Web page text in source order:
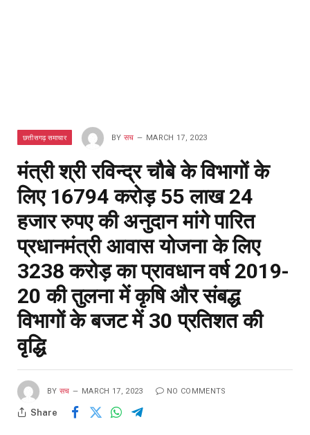
छत्तीसगढ़ समाचार BY सच MARCH 17, 2023
मंत्री श्री रविन्द्र चौबे के विभागों के
लिए 16794 करोड़ 55 लाख 24
हजार रुपए की अनुदान मांगे पारित
प्रधानमंत्री आवास योजना के लिए
3238 करोड़ का प्रावधान वर्ष 2019-
20 की तुलना में कृषि और संबद्ध
विभागों के बजट में 30 प्रतिशत की
वृद्धि
BY सच MARCH 17, 2023 NO COMMENTS
Share